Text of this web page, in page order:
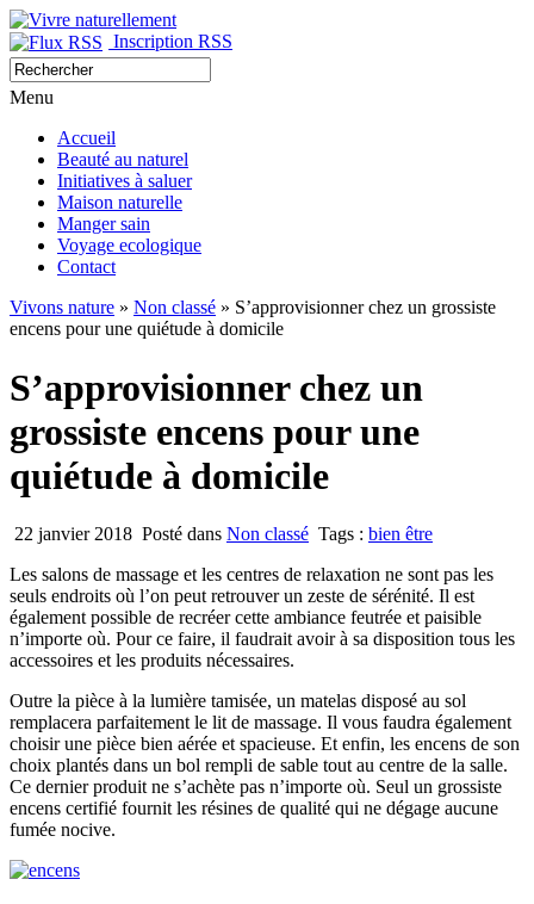
Inscription RSS
Menu
Accueil
Beauté au naturel
Initiatives à saluer
Maison naturelle
Manger sain
Voyage ecologique
Contact
Vivons nature » Non classé » S’approvisionner chez un grossiste
encens pour une quiétude à domicile
S’approvisionner chez un
grossiste encens pour une
quiétude à domicile
22 janvier 2018 Posté dans Non classé Tags : bien être
Les salons de massage et les centres de relaxation ne sont pas les
seuls endroits où l’on peut retrouver un zeste de sérénité. Il est
également possible de recréer cette ambiance feutrée et paisible
n’importe où. Pour ce faire, il faudrait avoir à sa disposition tous les
accessoires et les produits nécessaires.
Outre la pièce à la lumière tamisée, un matelas disposé au sol
remplacera parfaitement le lit de massage. Il vous faudra également
choisir une pièce bien aérée et spacieuse. Et enfin, les encens de son
choix plantés dans un bol rempli de sable tout au centre de la salle.
Ce dernier produit ne s’achète pas n’importe où. Seul un grossiste
encens certifié fournit les résines de qualité qui ne dégage aucune
fumée nocive.